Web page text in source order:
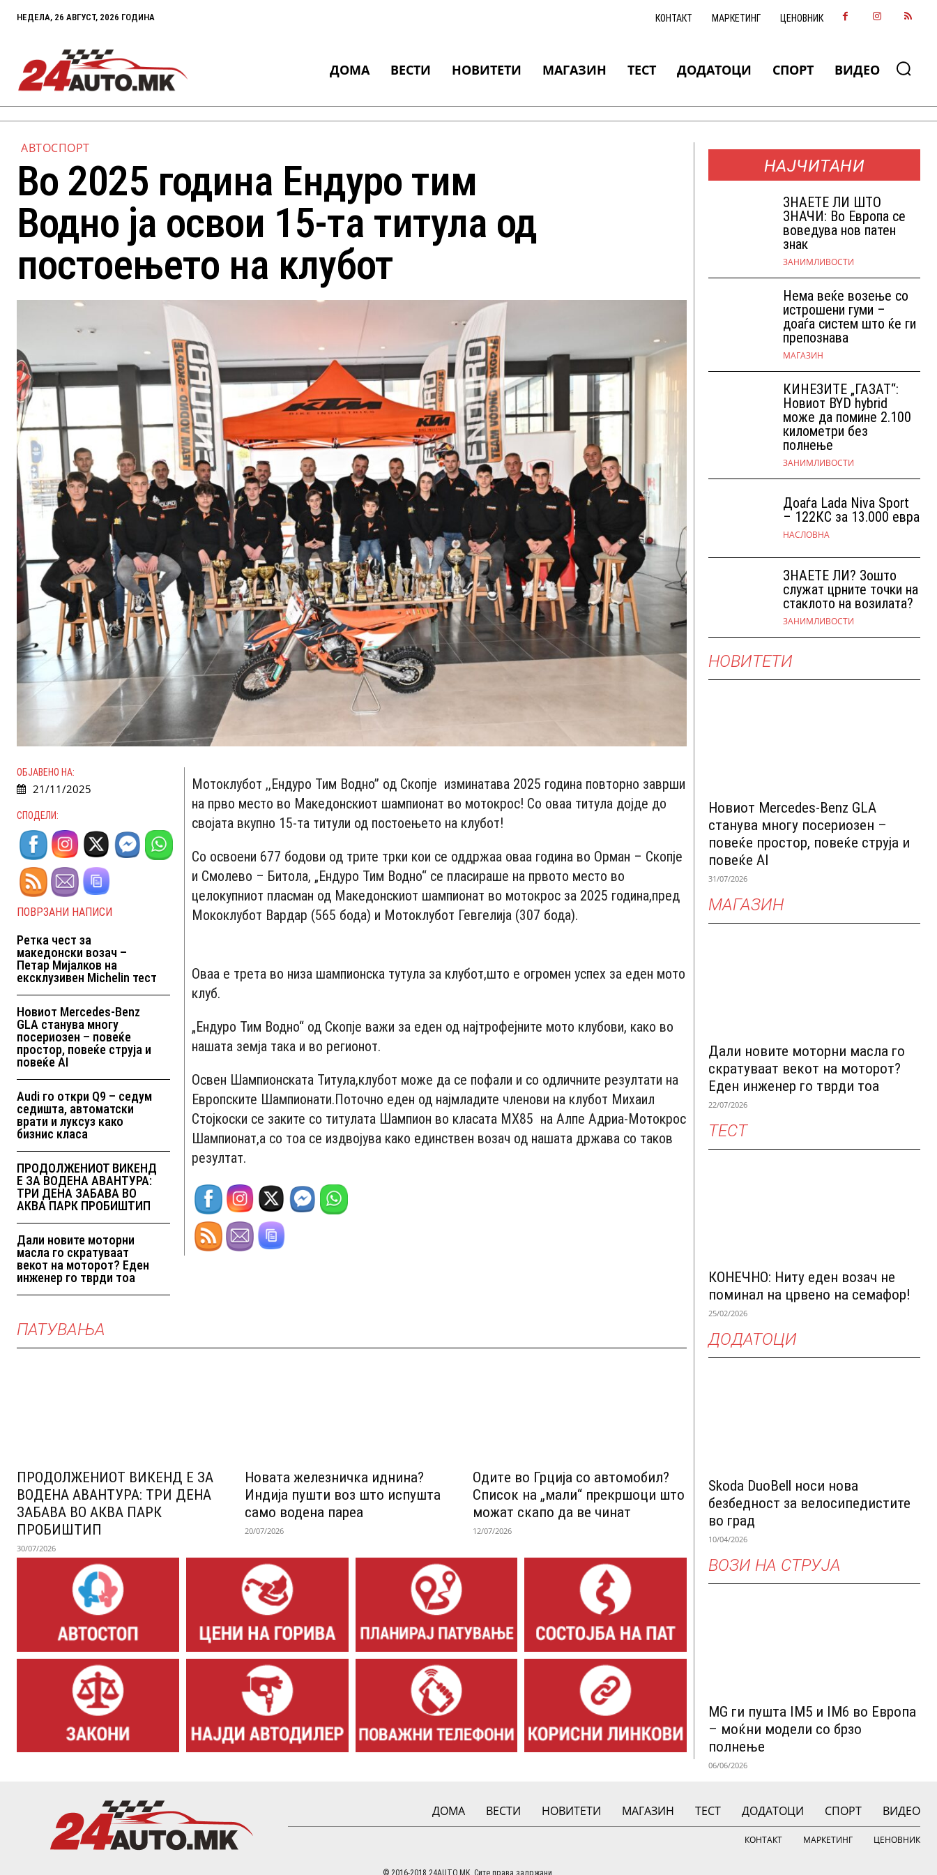
НЕДЕЛА, 26 АВГУСТ, 2026 ГОДИНА КОНТАКТ МАРКЕТИНГ ЦЕНОВНИК
ДОМА ВЕСТИ НОВИТЕТИ МАГАЗИН ТЕСТ ДОДАТОЦИ СПОРТ ВИДЕО
АВТОСПОРТ
Во 2025 година Ендуро тим
Водно ја освои 15-та титула од
постоењето на клубот
ОБЈАВЕНО НА:
21/11/2025
СПОДЕЛИ:
ПОВРЗАНИ НАПИСИ
Ретка чест за
македонски возач –
Петар Мијалков на
ексклузивен Michelin тест
Новиот Mercedes-Benz
GLA станува многу
посериозен – повеќе
простор, повеќе струја и
повеќе AI
Audi го откри Q9 – седум
седишта, автоматски
врати и луксуз како
бизнис класа
ПРОДОЛЖЕНИОТ ВИКЕНД
Е ЗА ВОДЕНА АВАНТУРА:
ТРИ ДЕНА ЗАБАВА ВО
АКВА ПАРК ПРОБИШТИП
Дали новите моторни
масла го скратуваат
векот на моторот? Еден
инженер го тврди тоа
Мотоклубот ,,Ендуро Тим Водно” од Скопје изминатава 2025 година повторно заврши
на прво место во Македонскиот шампионат во мотокрос! Со оваа титула дојде до
својата вкупно 15-та титули од постоењето на клубот!
Со освоени 677 бодови од трите трки кои се оддржаа оваа година во Орман – Скопје
и Смолево – Битола, „Ендуро Тим Водно“ се пласираше на првото место во
целокупниот пласман од Македонскиот шампионат во мотокрос за 2025 година,пред
Мококлубот Вардар (565 бода) и Мотоклубот Гевгелија (307 бода).
Оваа е трета во низа шампионска тутула за клубот,што е огромен успех за еден мото
клуб.
„Ендуро Тим Водно“ од Скопје важи за еден од најтрофејните мото клубови, како во
нашата земја така и во регионот.
Освен Шампионската Титула,клубот може да се пофали и со одличните резултати на
Европските Шампионати.Поточно еден од најмладите членови на клубот Михаил
Стојкоски се заките со титулата Шампион во класата MX85 на Алпе Адриа-Мотокрос
Шампионат,а со тоа се издвојува како единствен возач од нашата држава со таков
резултат.
ПАТУВАЊА
ПРОДОЛЖЕНИОТ ВИКЕНД Е ЗА
ВОДЕНА АВАНТУРА: ТРИ ДЕНА
ЗАБАВА ВО АКВА ПАРК
ПРОБИШТИП
30/07/2026
Новата железничка иднина?
Индија пушти воз што испушта
само водена пареа
20/07/2026
Одитe во Грција со автомобил?
Список на „мали“ прекршоци што
можат скапо да ве чинат
12/07/2026
НАЈЧИТАНИ
ЗНАEТЕ ЛИ ШТО
ЗНАЧИ: Во Европа се
воведува нов патен
знак
ЗАНИМЛИВОСТИ
Нема веќе возење со
истрошени гуми –
доаѓа систем што ќе ги
препознава
МАГАЗИН
КИНЕЗИТЕ „ГАЗАТ“:
Новиот BYD hybrid
може да помине 2.100
километри без
полнење
ЗАНИМЛИВОСТИ
Доаѓа Lada Niva Sport
– 122КС за 13.000 евра
НАСЛОВНА
ЗНАЕТЕ ЛИ? Зошто
служат црните точки на
стаклото на возилата?
ЗАНИМЛИВОСТИ
НОВИТЕТИ
Новиот Mercedes-Benz GLA
станува многу посериозен –
повеќе простор, повеќе струја и
повеќе AI
31/07/2026
МАГАЗИН
Дали новите моторни масла го
скратуваат векот на моторот?
Еден инженер го тврди тоа
22/07/2026
ТЕСТ
КОНЕЧНО: Ниту еден возач не
поминал на црвено на семафор!
25/02/2026
ДОДАТОЦИ
Skoda DuoBell носи нова
безбедност за велосипедистите
во град
10/04/2026
ВОЗИ НА СТРУЈА
MG ги пушта IM5 и IM6 во Европа
– моќни модели со брзо
полнење
06/06/2026
ДОМА ВЕСТИ НОВИТЕТИ МАГАЗИН ТЕСТ ДОДАТОЦИ СПОРТ ВИДЕО
КОНТАКТ МАРКЕТИНГ ЦЕНОВНИК
© 2016-2018 24AUTO.MK. Сите права задржани.